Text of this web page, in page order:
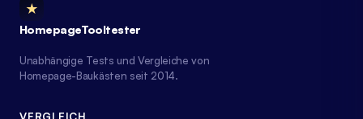
★
HomepageTooltester
Unabhängige Tests und Vergleiche von
Homepage-Baukästen seit 2014.